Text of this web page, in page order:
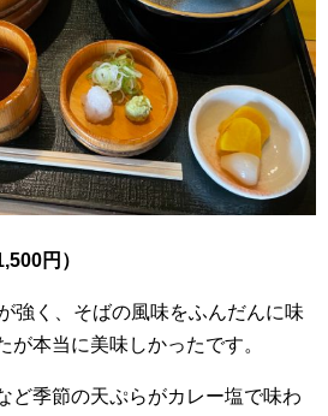
円）
強く、そばの風味をふんだんに味
が本当に美味しかったです。
ど季節の天ぷらがカレー塩で味わ